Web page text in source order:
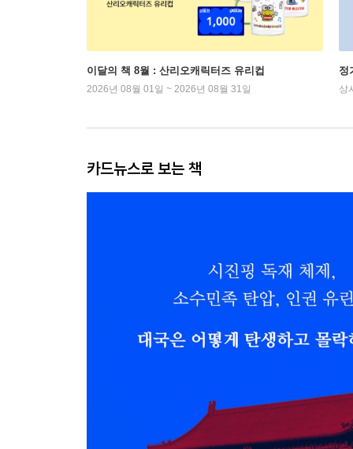
이달의 책 8월 : 산리오캐릭터즈 유리컵
2026년 08월 01일 ~ 2026년 08월 31일
정
상
카드뉴스로 보는 책